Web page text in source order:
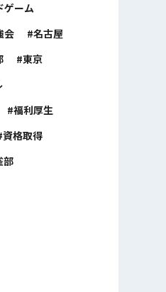
ゲーム
会
名古屋
東京
福利厚生
資格取得
部